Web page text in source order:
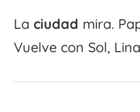
La ciudad mira.
Vuelve con Sol,